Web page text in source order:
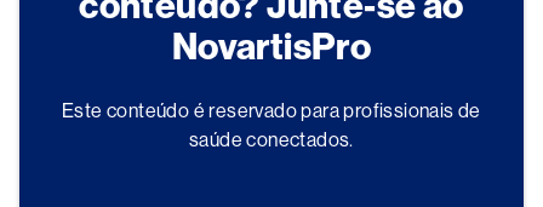
NovartisPro
Este conteúdo é reservado para profissionais de
saúde conectados.